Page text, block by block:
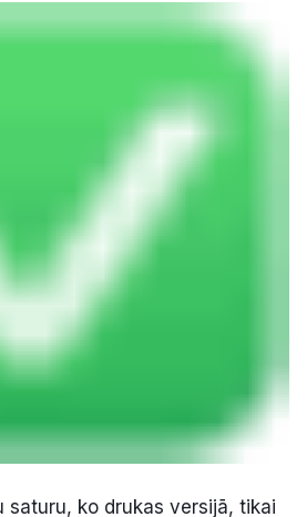
saturu, ko drukas versijā, tikai